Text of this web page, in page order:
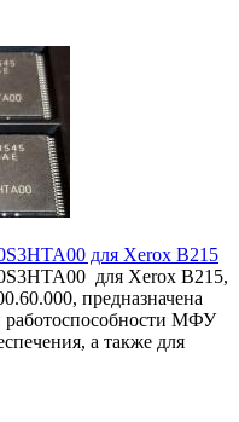
для Xerox B215
для Xerox B215,
предназначена
работоспособности МФУ
а также для